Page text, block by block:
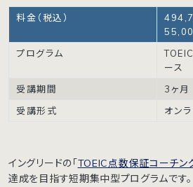
料金（税込）
プログラム
ース
受講期間
3ヶ月
受講形式
オン
イングリードの「TOEIC点数保証コーチン
達成を目指す短期集中型プログラムです。